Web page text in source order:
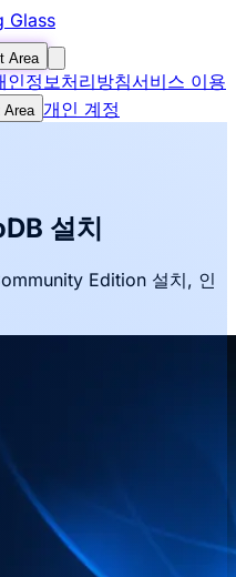
Glass
Area
인정보처리방침서비스 이용
Area 개인 계정
설치
Edition 설치, 인